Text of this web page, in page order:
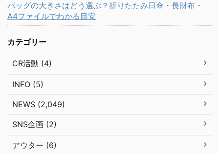
バッグの大きさはどう選ぶ？折りたたみ日傘・長財布・
A4ファイルでわかる目安
カテゴリー
CR活動 (4)
INFO (5)
NEWS (2,049)
SNS企画 (2)
アウター (6)